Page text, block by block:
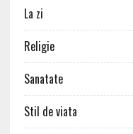
La zi
Religie
Sanatate
Stil de viata